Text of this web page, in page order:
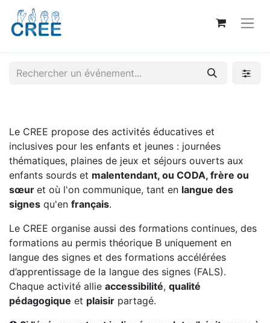
Le CREE propose des activités éducatives et
inclusives pour les enfants et jeunes : journées
thématiques, plaines de jeux et séjours ouverts aux
enfants sourds et malentendant, ou CODA, frère ou
sœur et où l'on communique, tant en langue des
signes qu'en français.
Le CREE organise aussi des formations continues, des
formations au permis théorique B uniquement en
langue des signes et des formations accélérées
d’apprentissage de la langue des signes (FALS).
Chaque activité allie accessibilité, qualité
pédagogique et plaisir partagé.